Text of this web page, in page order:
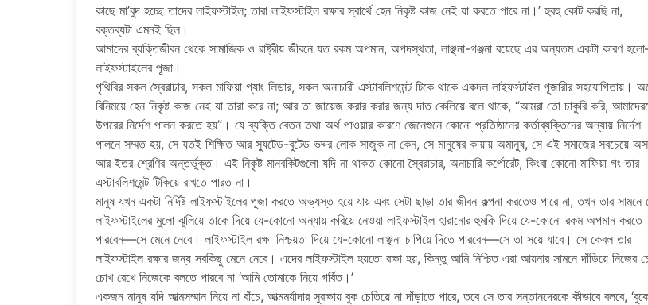
কাছে মা’বুদ হচ্ছে তাদের লাইফস্টাইল; তারা লাইফস্টাইল রক্ষার স্বার্থে হেন নিকৃষ্ট কাজ নেই যা করতে পারে না।’ হুবহু কোট করছি না,
বক্তব্যটা এমনই ছিল।
আমাদের ব্যক্তিজীবন থেকে সামাজিক ও রাষ্ট্রীয় জীবনে যত রকম অপমান, অপদস্থতা, লাঞ্ছনা-গঞ্জনা রয়েছে এর অন্যতম একটা কারণ
লাইফস্টাইলের পূজা।
পৃথিবির সকল স্বৈরাচার, সকল মাফিয়া গ্যাং লিডার, সকল অনাচারী এস্টাবলিশমেন্ট টিকে থাকে একদল লাইফস্টাইল পূজারীর সহযোগিতায়।
বিনিময়ে হেন নিকৃষ্ট কাজ নেই যা তারা করে না; আর তা জায়েজ করার করার জন্য দাত কেলিয়ে বলে থাকে, “আমরা তো চাকুরি করি,
উপরের নির্দেশ পালন করতে হয়”। যে ব্যক্তি বেতন তথা অর্থ পাওয়ার কারণে জেনেশুনে কোনো প্রতিষ্ঠানের কর্তাব্যক্তিদের অন্যায় নির্দেশ
পালনে সম্মত হয়, সে যতই শিক্ষিত আর স্যুটেড-বুটেড ভদ্দর লোক সাজুক না কেন, সে মানুষের কায়ায় অমানুষ, সে এই সমাজের সবচেয়ে
আর ইতর শ্রেণির অন্তর্ভুক্ত। এই নিকৃষ্ট মানবকিটগুলো যদি না থাকত কোনো স্বৈরাচার, অনাচারি কর্পোরেট, কিংবা কোনো মাফিয়া গং তার
এস্টাবলিশমেন্ট টিকিয়ে রাখতে পারত না।
মানুষ যখন একটা নির্দিষ্ট লাইফস্টাইলের পূজা করতে অভ্যস্ত হয়ে যায় এবং সেটা ছাড়া তার জীবন কল্পনা করতেও পারে না, তখন তার সামনে
লাইফস্টাইলের মুলো ঝুলিয়ে তাকে দিয়ে যে-কোনো অন্যায় করিয়ে নেওয়া লাইফস্টাইল হারানোর হুমকি দিয়ে যে-কোনো রকম অপমান করতে
পারবেন—সে মেনে নেবে। লাইফস্টাইল রক্ষা নিশ্চয়তা দিয়ে যে-কোনো লাঞ্ছনা চাপিয়ে দিতে পারবেন—সে তা সয়ে যাবে। সে কেবল তার
লাইফস্টাইল রক্ষার জন্য সবকিছু মেনে নেবে। এদের লাইফস্টাইল হয়তো রক্ষা হয়, কিন্তু আমি নিশ্চিত এরা আয়নার সামনে দাঁড়িয়ে নিজের
চোখ রেখে নিজেকে বলতে পারবে না ‘আমি তোমাকে নিয়ে গর্বিত।’
একজন মানুষ যদি আত্মসম্মান নিয়ে না বাঁচে, আত্মমর্যাদার সুরক্ষায় বুক চেতিয়ে না দাঁড়াতে পারে, তবে সে তার সন্তানদেরকে কীভাবে বলবে,